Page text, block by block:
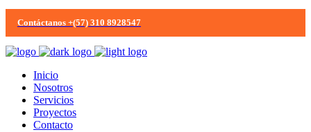
Contáctanos +(57) 310 8928547
Inicio
Nosotros
Servicios
Proyectos
Contacto